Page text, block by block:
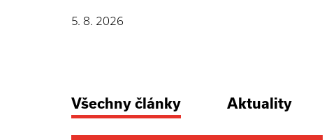
5. 8. 2026
Všechny články Aktuality